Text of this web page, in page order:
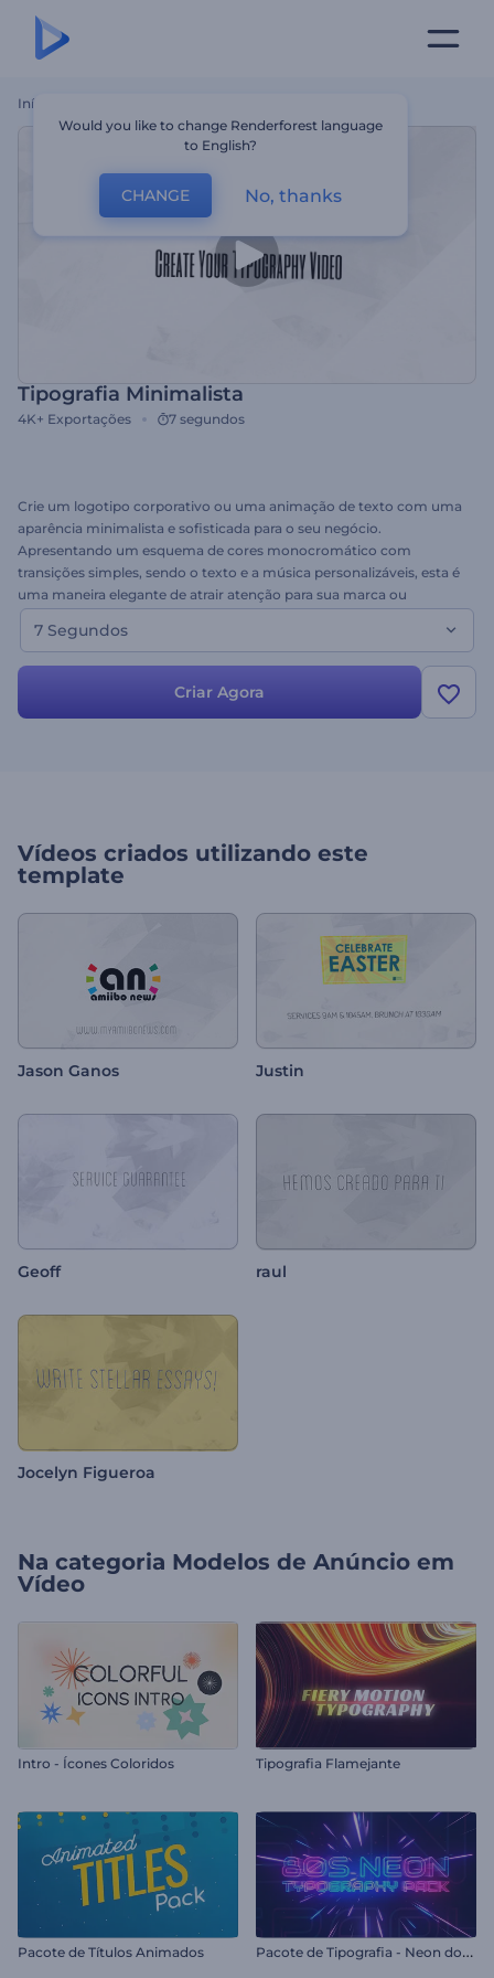
Início
Tipografia Minimalista
4K+ Exportações 7 segundos
Crie um logotipo corporativo ou uma animação de texto com uma
aparência minimalista e sofisticada para o seu negócio.
Apresentando um esquema de cores monocromático com
transições simples, sendo o texto e a música personalizáveis, esta é
uma maneira elegante de atrair atenção para sua marca ou
mensagem. Ideal para chamadas de intervalo comercial em canais
de TV ou para quem precisa de uma introdução de vídeo rápida e
7 Segundos
Criar Agora
Vídeos criados utilizando este
template
Jason Ganos Justin
Geoff raul
Jocelyn Figueroa
Na categoria Modelos de Anúncio em
Vídeo
Intro - Ícones Coloridos Tipografia Flamejante
Pacote de Títulos Animados P
acote de Tipografia - Neon dos Anos 80
Would you like to change Renderforest language
to English?
CHANGE No, thanks